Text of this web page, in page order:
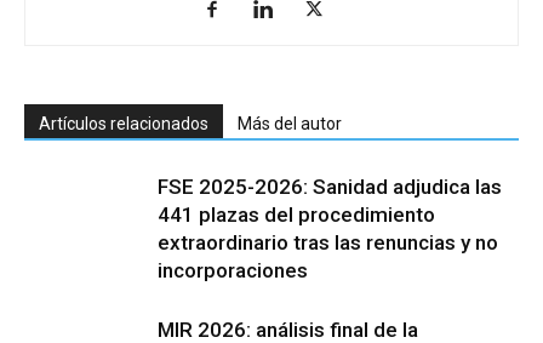
Artículos relacionados Más del autor
FSE 2025-2026: Sanidad adjudica las
441 plazas del procedimiento
extraordinario tras las renuncias y no
incorporaciones
MIR 2026: análisis final de la